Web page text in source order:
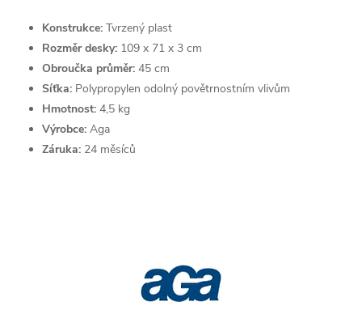
Konstrukce: Tvrzený plast
Rozměr desky: 109 x 71 x 3 cm
Obroučka průměr: 45 cm
Síťka: Polypropylen odolný povětrnostním vlivům
Hmotnost: 4,5 kg
Výrobce: Aga
Záruka: 24 měsíců